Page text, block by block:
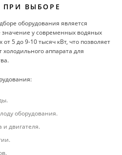
ВЫБОРЕ
оборудования является
значение у современных водяных
5 до 9-10 тысяч кВт, что позволяет
аппарата для
оборудования.
и двигателя.